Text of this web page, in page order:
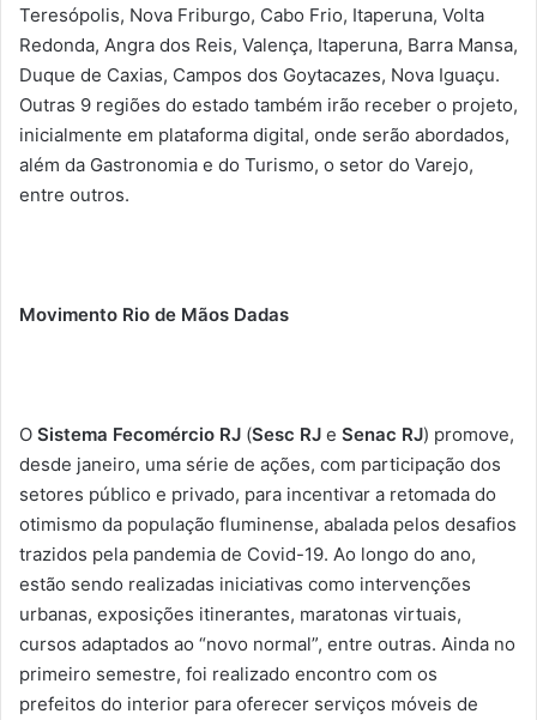
Teresópolis, Nova Friburgo, Cabo Frio, Itaperuna, Volta
Redonda, Angra dos Reis, Valença, Itaperuna, Barra Mansa,
Duque de Caxias, Campos dos Goytacazes, Nova Iguaçu.
Outras 9 regiões do estado também irão receber o projeto,
inicialmente em plataforma digital, onde serão abordados,
além da Gastronomia e do Turismo, o setor do Varejo,
entre outros.
Movimento Rio de Mãos Dadas
O Sistema Fecomércio RJ (Sesc RJ e Senac RJ) promove,
desde janeiro, uma série de ações, com participação dos
setores público e privado, para incentivar a retomada do
otimismo da população fluminense, abalada pelos desafios
trazidos pela pandemia de Covid-19. Ao longo do ano,
estão sendo realizadas iniciativas como intervenções
urbanas, exposições itinerantes, maratonas virtuais,
cursos adaptados ao “novo normal”, entre outras. Ainda no
primeiro semestre, foi realizado encontro com os
prefeitos do interior para oferecer serviços móveis de